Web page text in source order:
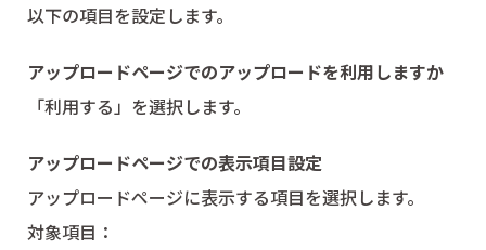
以下の項目を設定します。
アップロードページでのアップロードを利用しますか
「利用する」を選択します。
アップロードページでの表示項目設定
アップロードページに表示する項目を選択します。
対象項目：